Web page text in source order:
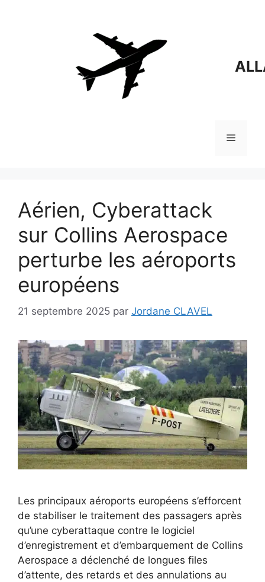
Menu
Aérien, Cyberattack
sur Collins Aerospace
perturbe les aéroports
européens
21 septembre 2025 par Jordane CLAVEL
Les principaux aéroports européens s’efforcent
de stabiliser le traitement des passagers après
qu’une cyberattaque contre le logiciel
d’enregistrement et d’embarquement de Collins
Aerospace a déclenché de longues files
d’attente, des retards et des annulations au